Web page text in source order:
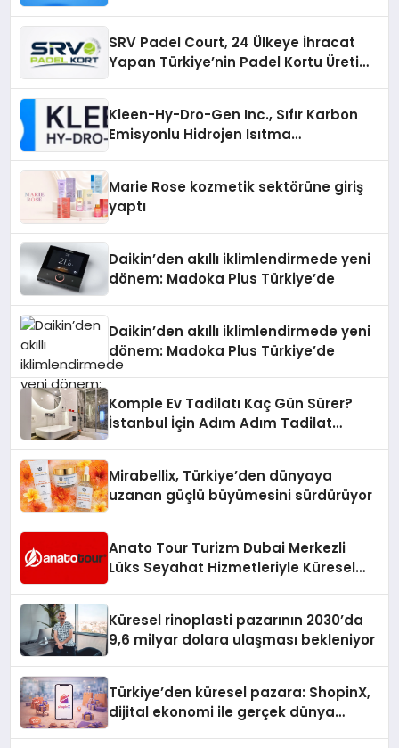
SRV Padel Court, 24 Ülkeye İhracat
Yapan Türkiye’nin Padel Kortu Üretim
Kleen-Hy-Dro-Gen Inc., Sıfır Karbon
Emisyonlu Hidrojen Isıtma
Marie Rose kozmetik sektörüne giriş
yaptı
Daikin’den akıllı iklimlendirmede yeni
dönem: Madoka Plus Türkiye’de
Daikin’den akıllı iklimlendirmede yeni
dönem: Madoka Plus Türkiye’de
Komple Ev Tadilatı Kaç Gün Sürer?
İstanbul İçin Adım Adım Tadilat
Mirabellix, Türkiye’den dünyaya
uzanan güçlü büyümesini sürdürüyor
Anato Tour Turizm Dubai Merkezli
Lüks Seyahat Hizmetleriyle Küresel
Küresel rinoplasti pazarının 2030’da
9,6 milyar dolara ulaşması bekleniyor
Türkiye’den küresel pazara: ShopinX,
dijital ekonomi ile gerçek dünya